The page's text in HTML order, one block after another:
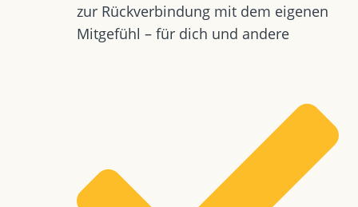
zur Rückverbindung mit dem eigenen
Mitgefühl – für dich und andere